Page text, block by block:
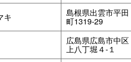
キ 島根県出雲市平田
町1319‐29
広島県広島市中区
上八丁堀４‐１